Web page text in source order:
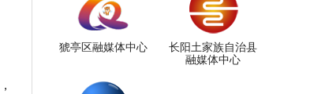
猇亭区融媒体中心
长阳土家族自治县
融媒体中心